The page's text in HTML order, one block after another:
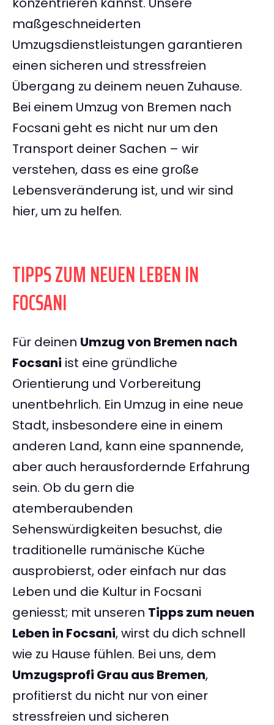
maßgeschneiderten
Umzugsdienstleistungen garantieren
einen sicheren und stressfreien
Übergang zu deinem neuen Zuhause.
Bei einem Umzug von Bremen nach
Focsani geht es nicht nur um den
Transport deiner Sachen – wir
verstehen, dass es eine große
Lebensveränderung ist, und wir sind
hier, um zu helfen.
TIPPS ZUM NEUEN LEBEN IN
FOCSANI
Für deinen Umzug von Bremen nach
Focsani ist eine gründliche
Orientierung und Vorbereitung
unentbehrlich. Ein Umzug in eine neue
Stadt, insbesondere eine in einem
anderen Land, kann eine spannende,
aber auch herausfordernde Erfahrung
sein. Ob du gern die
atemberaubenden
Sehenswürdigkeiten besuchst, die
traditionelle rumänische Küche
ausprobierst, oder einfach nur das
Leben und die Kultur in Focsani
geniesst; mit unseren Tipps zum neuen
Leben in Focsani, wirst du dich schnell
wie zu Hause fühlen. Bei uns, dem
Umzugsprofi Grau aus Bremen,
profitierst du nicht nur von einer
stressfreien und sicheren